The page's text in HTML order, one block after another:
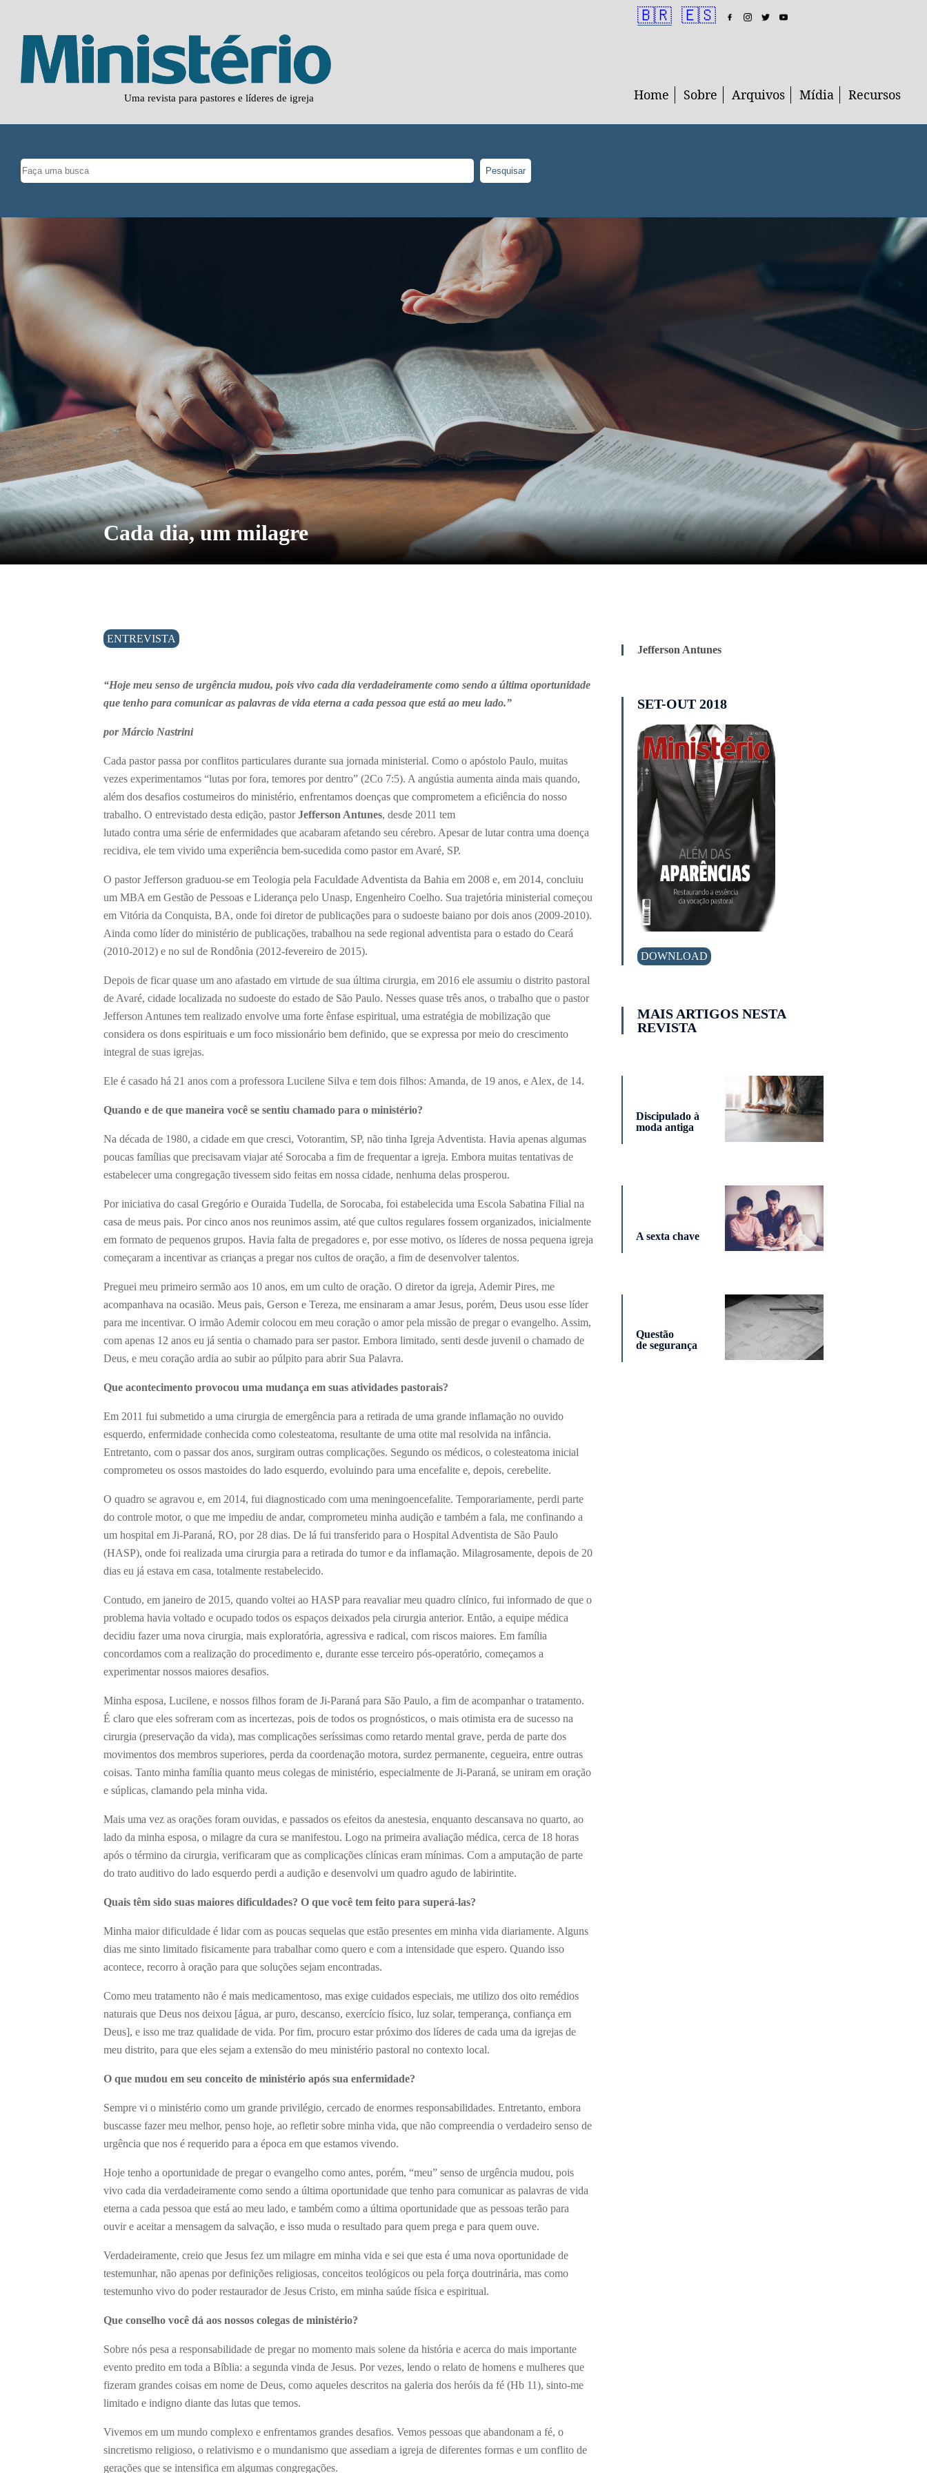
Uma revista para pastores e líderes de igreja Home Sobre Arquivos Mídia Recursos
🇧🇷 🇪🇸
Pesquisar
Cada dia, um milagre
ENTREVISTA
“Hoje meu senso de urgência mudou, pois vivo cada dia verdadeiramente como sendo a última oportunidade
que tenho para comunicar as palavras de vida eterna a cada pessoa que está ao meu lado.”
por Márcio Nastrini
Cada pastor passa por conflitos particulares durante sua jornada ministerial. Como o apóstolo Paulo, muitas
vezes experimentamos “lutas por fora, temores por dentro” (2Co 7:5). A angústia aumenta ainda mais quando,
além dos desafios costumeiros do ministério, enfrentamos doenças que comprometem a eficiência do nosso
trabalho. O entrevistado desta edição, pastorJefferson Antunes, desde 2011 tem
lutado contra uma série de enfermidades que acabaram afetando seu cérebro. Apesar de lutar contra uma doença
recidiva, ele tem vivido uma experiência bem-sucedida como pastor em Avaré, SP.
O pastor Jefferson graduou-se em Teologia pela Faculdade Adventista da Bahia em 2008 e, em 2014, concluiu
um MBA em Gestão de Pessoas e Liderança pelo Unasp, Engenheiro Coelho. Sua trajetória ministerial começou
em Vitória da Conquista, BA, onde foi diretor de publicações para o sudoeste baiano por dois anos (2009-2010).
Ainda como líder do ministério de publicações, trabalhou na sede regional adventista para o estado do Ceará
(2010-2012) e no sul de Rondônia (2012-fevereiro de 2015).
Depois de ficar quase um ano afastado em virtude de sua última cirurgia, em 2016 ele assumiu o distrito pastoral
de Avaré, cidade localizada no sudoeste do estado de São Paulo. Nesses quase três anos, o trabalho que o pastor
Jefferson Antunes tem realizado envolve uma forte ênfase espiritual, uma estratégia de mobilização que
considera os dons espirituais e um foco missionário bem definido, que se expressa por meio do crescimento
integral de suas igrejas.
Ele é casado há 21 anos com a professora Lucilene Silva e tem dois filhos: Amanda, de 19 anos, e Alex, de 14.
Quando e de que maneira você se sentiu chamado para o ministério?
Na década de 1980, a cidade em que cresci, Votorantim, SP, não tinha Igreja Adventista. Havia apenas algumas
poucas famílias que precisavam viajar até Sorocaba a fim de frequentar a igreja. Embora muitas tentativas de
estabelecer uma congregação tivessem sido feitas em nossa cidade, nenhuma delas prosperou.
Por iniciativa do casal Gregório e Ouraida Tudella, de Sorocaba, foi estabelecida uma Escola Sabatina Filial na
casa de meus pais. Por cinco anos nos reunimos assim, até que cultos regulares fossem organizados, inicialmente
em formato de pequenos grupos. Havia falta de pregadores e, por esse motivo, os líderes de nossa pequena igreja
começaram a incentivar as crianças a pregar nos cultos de oração, a fim de desenvolver talentos.
Preguei meu primeiro sermão aos 10 anos, em um culto de oração. O diretor da igreja, Ademir Pires, me
acompanhava na ocasião. Meus pais, Gerson e Tereza, me ensinaram a amar Jesus, porém, Deus usou esse líder
para me incentivar. O irmão Ademir colocou em meu coração o amor pela missão de pregar o evangelho. Assim,
com apenas 12 anos eu já sentia o chamado para ser pastor. Embora limitado, senti desde juvenil o chamado de
Deus, e meu coração ardia ao subir ao púlpito para abrir Sua Palavra.
Que acontecimento provocou uma mudança em suas atividades pastorais?
Em 2011 fui submetido a uma cirurgia de emergência para a retirada de uma grande inflamação no ouvido
esquerdo, enfermidade conhecida como colesteatoma, resultante de uma otite mal resolvida na infância.
Entretanto, com o passar dos anos, surgiram outras complicações. Segundo os médicos, o colesteatoma inicial
comprometeu os ossos mastoides do lado esquerdo, evoluindo para uma encefalite e, depois, cerebelite.
O quadro se agravou e, em 2014, fui diagnosticado com uma meningoencefalite. Temporariamente, perdi parte
do controle motor, o que me impediu de andar, comprometeu minha audição e também a fala, me confinando a
um hospital em Ji-Paraná, RO, por 28 dias. De lá fui transferido para o Hospital Adventista de São Paulo
(HASP), onde foi realizada uma cirurgia para a retirada do tumor e da inflamação. Milagrosamente, depois de 20
dias eu já estava em casa, totalmente restabelecido.
Contudo, em janeiro de 2015, quando voltei ao HASP para reavaliar meu quadro clínico, fui informado de que o
problema havia voltado e ocupado todos os espaços deixados pela cirurgia anterior. Então, a equipe médica
decidiu fazer uma nova cirurgia, mais exploratória, agressiva e radical, com riscos maiores. Em família
concordamos com a realização do procedimento e, durante esse terceiro pós-operatório, começamos a
experimentar nossos maiores desafios.
Minha esposa, Lucilene, e nossos filhos foram de Ji-Paraná para São Paulo, a fim de acompanhar o tratamento.
É claro que eles sofreram com as incertezas, pois de todos os prognósticos, o mais otimista era de sucesso na
cirurgia (preservação da vida), mas complicações seríssimas como retardo mental grave, perda de parte dos
movimentos dos membros superiores, perda da coordenação motora, surdez permanente, cegueira, entre outras
coisas. Tanto minha família quanto meus colegas de ministério, especialmente de Ji-Paraná, se uniram em oração
e súplicas, clamando pela minha vida.
Mais uma vez as orações foram ouvidas, e passados os efeitos da anestesia, enquanto descansava no quarto, ao
lado da minha esposa, o milagre da cura se manifestou. Logo na primeira avaliação médica, cerca de 18 horas
após o término da cirurgia, verificaram que as complicações clínicas eram mínimas. Com a amputação de parte
do trato auditivo do lado esquerdo perdi a audição e desenvolvi um quadro agudo de labirintite.
Quais têm sido suas maiores dificuldades? O que você tem feito para superá-las?
Minha maior dificuldade é lidar com as poucas sequelas que estão presentes em minha vida diariamente. Alguns
dias me sinto limitado fisicamente para trabalhar como quero e com a intensidade que espero. Quando isso
acontece, recorro à oração para que soluções sejam encontradas.
Como meu tratamento não é mais medicamentoso, mas exige cuidados especiais, me utilizo dos oito remédios
naturais que Deus nos deixou [água, ar puro, descanso, exercício físico, luz solar, temperança, confiança em
Deus], e isso me traz qualidade de vida. Por fim, procuro estar próximo dos líderes de cada uma da igrejas de
meu distrito, para que eles sejam a extensão do meu ministério pastoral no contexto local.
O que mudou em seu conceito de ministério após sua enfermidade?
Sempre vi o ministério como um grande privilégio, cercado de enormes responsabilidades. Entretanto, embora
buscasse fazer meu melhor, penso hoje, ao refletir sobre minha vida, que não compreendia o verdadeiro senso de
urgência que nos é requerido para a época em que estamos vivendo.
Hoje tenho a oportunidade de pregar o evangelho como antes, porém, “meu” senso de urgência mudou, pois
vivo cada dia verdadeiramente como sendo a última oportunidade que tenho para comunicar as palavras de vida
eterna a cada pessoa que está ao meu lado, e também como a última oportunidade que as pessoas terão para
ouvir e aceitar a mensagem da salvação, e isso muda o resultado para quem prega e para quem ouve.
Verdadeiramente, creio que Jesus fez um milagre em minha vida e sei que esta é uma nova oportunidade de
testemunhar, não apenas por definições religiosas, conceitos teológicos ou pela força doutrinária, mas como
testemunho vivo do poder restaurador de Jesus Cristo, em minha saúde física e espiritual.
Que conselho você dá aos nossos colegas de ministério?
Sobre nós pesa a responsabilidade de pregar no momento mais solene da história e acerca do mais importante
evento predito em toda a Bíblia: a segunda vinda de Jesus. Por vezes, lendo o relato de homens e mulheres que
fizeram grandes coisas em nome de Deus, como aqueles descritos na galeria dos heróis da fé (Hb 11), sinto-me
limitado e indigno diante das lutas que temos.
Vivemos em um mundo complexo e enfrentamos grandes desafios. Vemos pessoas que abandonam a fé, o
sincretismo religioso, o relativismo e o mundanismo que assediam a igreja de diferentes formas e um conflito de
gerações que se intensifica em algumas congregações.
Jefferson Antunes
SET-OUT 2018
DOWNLOAD
MAIS ARTIGOS NESTA
REVISTA
Discipulado à
moda antiga
A sexta chave
Questão
de segurança